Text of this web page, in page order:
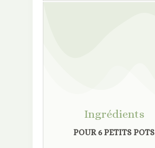
Ingrédients
POUR 6 PETITS POTS